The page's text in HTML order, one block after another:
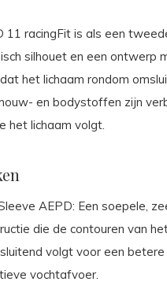
11 racingFit is als een
silhouet en een ontwerp
het lichaam rondom
en bodystoffen zijn
het lichaam volgt.
AEPD: Een soepele,
die de contouren van
volgt voor een betere
vochtafvoer.